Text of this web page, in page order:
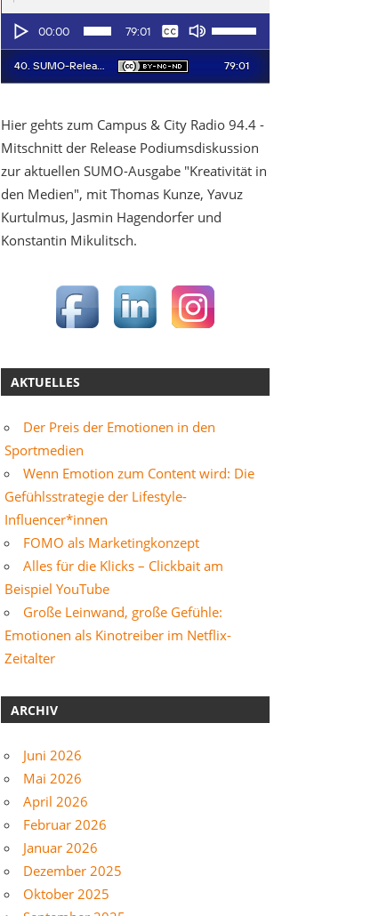
Hier gehts zum Campus & City Radio 94.4 -
Mitschnitt der Release Podiumsdiskussion
zur aktuellen SUMO-Ausgabe "Kreativität in
den Medien", mit Thomas Kunze, Yavuz
Kurtulmus, Jasmin Hagendorfer und
Konstantin Mikulitsch.
AKTUELLES
Der Preis der Emotionen in den
Sportmedien
Wenn Emotion zum Content wird: Die
Gefühlsstrategie der Lifestyle-
Influencer*innen
FOMO als Marketingkonzept
Alles für die Klicks – Clickbait am
Beispiel YouTube
Große Leinwand, große Gefühle:
Emotionen als Kinotreiber im Netflix-
Zeitalter
ARCHIV
Juni 2026
Mai 2026
April 2026
Februar 2026
Januar 2026
Dezember 2025
Oktober 2025